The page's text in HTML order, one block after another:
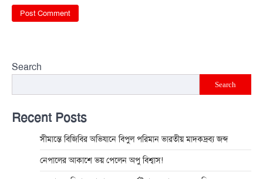
Search
Search
Recent Posts
সীমান্তে বিজিবির অভিযানে বিপুল পরিমান ভারতীয় মাদকদ্রব্য জব্দ
নেপালের আকাশে ভয় পেলেন অপু বিশ্বাস!